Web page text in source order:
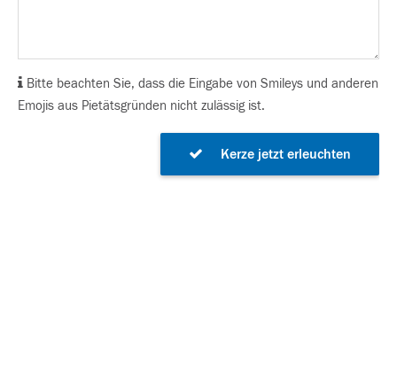
Bitte beachten Sie, dass die Eingabe von Smileys und anderen
Emojis aus Pietätsgründen nicht zulässig ist.
Kerze jetzt erleuchten